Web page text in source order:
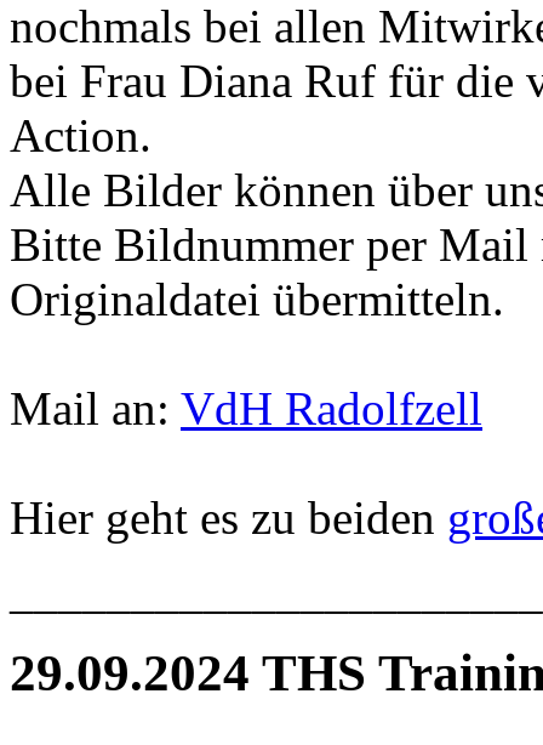
nochmals bei allen
bei Frau Diana Ruf für die
Action.
Alle Bilder können über
Bitte Bildnummer per
Originaldatei übermitteln.
Mail an: VdH Radolfzell
Hier geht es zu beiden
29.09.2024 THS